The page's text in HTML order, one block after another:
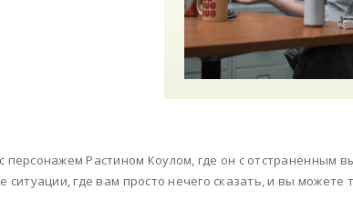
персонажем Растином Коулом, где он с отстранённым
ситуации, где вам просто нечего сказать, и вы можете